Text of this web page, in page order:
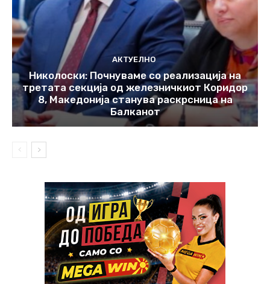
АКТУЕЛНО
Николоски: Почнуваме со реализација на
третата секција од железничкиот Коридор
8, Македонија станува раскрсница на
Балканот